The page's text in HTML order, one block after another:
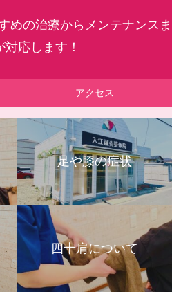
めの治療からメンテナンスま
応します！
アクセス
足や膝の症状
四十肩について